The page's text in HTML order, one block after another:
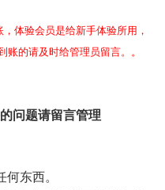
体验会员是给新手体验所用，
的请及时给管理员留言。。
问题请留言管理
东西。